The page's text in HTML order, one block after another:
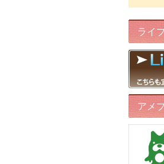
ライ
アメ